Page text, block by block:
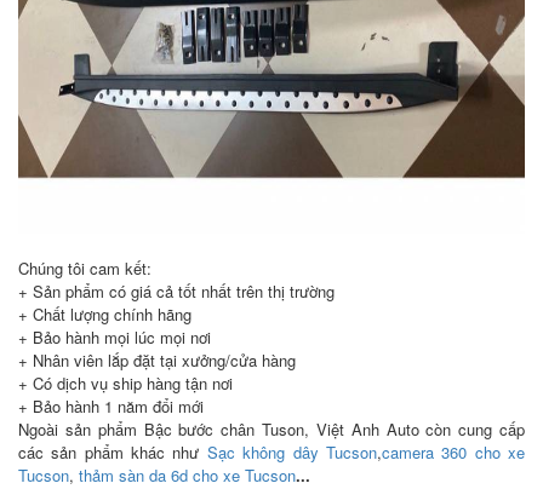
Chúng tôi cam kết:
+ Sản phẩm có giá cả tốt nhất trên thị trường
+ Chất lượng chính hãng
+ Bảo hành mọi lúc mọi nơi
+ Nhân viên lắp đặt tại xưởng/cửa hàng
+ Có dịch vụ ship hàng tận nơi
+ Bảo hành 1 năm đổi mới
Ngoài sản phẩm Bậc bước chân Tuson, Việt Anh Auto còn cung cấp
các sản phẩm khác như Sạc không dây Tucson,camera 360 cho xe
Tucson, thảm sàn da 6d cho xe Tucson...